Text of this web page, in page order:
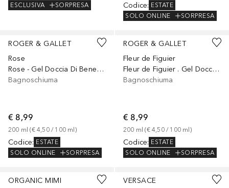
ESCLUSIVA
SORPRESA Codice: ESTATE
SOLO ONLINE
SORPRESA
ROGER & GALLET
Rose
Rose - Gel Doccia Di Benessere
Bagnoschiuma
€ 8,99
200 ml (€ 4,50 / 100 ml)
Codice: ESTATE
SOLO ONLINE
SORPRESA
ROGER & GALLET
Fleur de Figuier
Fleur de Figuier . Gel Doccia Benessere
Bagnoschiuma
€ 8,99
200 ml (€ 4,50 / 100 ml)
Codice: ESTATE
SOLO ONLINE
SORPRESA
ORGANIC MIMI
VERSACE